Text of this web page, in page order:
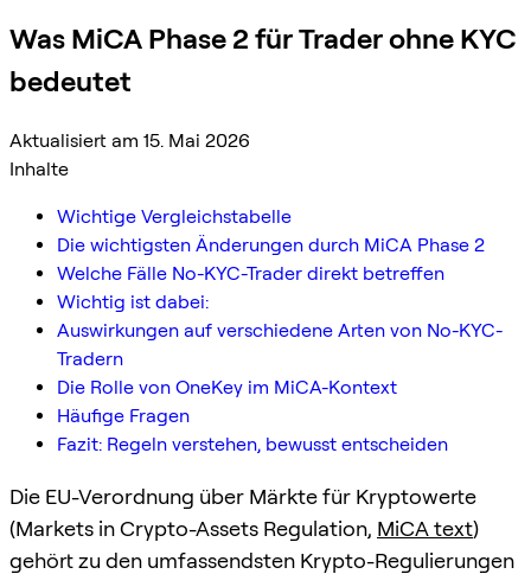
Was MiCA Phase 2 für Trader ohne KYC
bedeutet
Aktualisiert am 15. Mai 2026
Inhalte
Wichtige Vergleichstabelle
Die wichtigsten Änderungen durch MiCA Phase 2
Welche Fälle No-KYC-Trader direkt betreffen
Wichtig ist dabei:
Auswirkungen auf verschiedene Arten von No-KYC-
Tradern
Die Rolle von OneKey im MiCA-Kontext
Häufige Fragen
Fazit: Regeln verstehen, bewusst entscheiden
Die EU-Verordnung über Märkte für Kryptowerte
(Markets in Crypto-Assets Regulation, MiCA text)
gehört zu den umfassendsten Krypto-Regulierungen